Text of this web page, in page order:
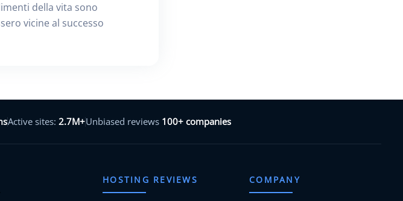
della vita sono
vicine al successo
Active sites:2.7M+Unbiased reviews 100+ companies
HOSTING REVIEWS COMPANY